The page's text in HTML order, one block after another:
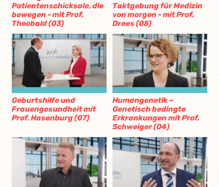
Patientenschicksale, die
bewegen - mit Prof.
Theobald (03)
Taktgebung für Medizin
von morgen - mit Prof.
Drees (08)
Geburtshilfe und
Frauengesundheit mit
Prof. Hasenburg (07)
Humangenetik –
Genetisch bedingte
Erkrankungen mit Prof.
Schweiger (04)